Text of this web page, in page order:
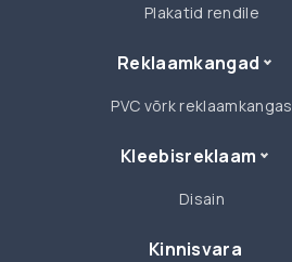
Plakatid rendile
Reklaamkangad
PVC võrk reklaamkangas
Kleebisreklaam
Disain
Kinnisvara